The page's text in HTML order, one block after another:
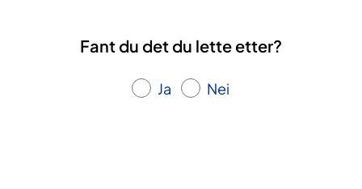
Fant du det du lette etter?
Ja Nei